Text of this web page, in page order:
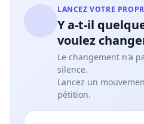
LANCEZ VOTRE
Y a-t-il
voulez
Le changement n'a
silence.
Lancez un
pétition.